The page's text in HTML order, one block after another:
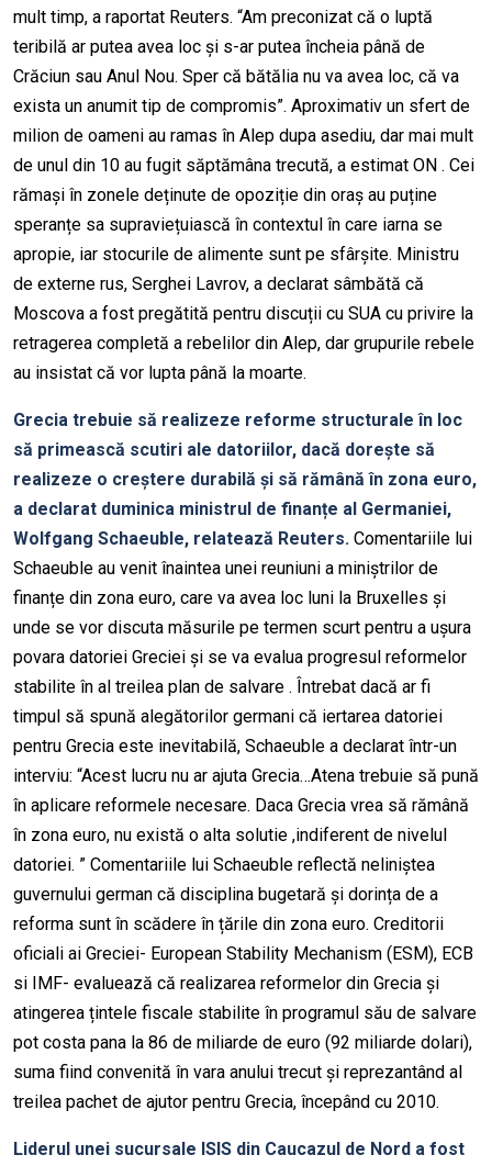
mult timp, a raportat Reuters. “Am preconizat că o luptă
teribilă ar putea avea loc și s-ar putea încheia până de
Crăciun sau Anul Nou. Sper că bătălia nu va avea loc, că va
exista un anumit tip de compromis”. Aproximativ un sfert de
milion de oameni au ramas în Alep dupa asediu, dar mai mult
de unul din 10 au fugit săptămâna trecută, a estimat ON . Cei
rămași în zonele deținute de opoziție din oraș au puține
speranțe sa supraviețuiască în contextul în care iarna se
apropie, iar stocurile de alimente sunt pe sfârșite. Ministru
de externe rus, Serghei Lavrov, a declarat sâmbătă că
Moscova a fost pregătită pentru discuții cu SUA cu privire la
retragerea completă a rebelilor din Alep, dar grupurile rebele
au insistat că vor lupta până la moarte.
Grecia trebuie să realizeze reforme structurale în loc
să primească scutiri ale datoriilor, dacă dorește să
realizeze o creștere durabilă și să rămână în zona euro,
a declarat duminica ministrul de finanțe al Germaniei,
Wolfgang Schaeuble, relatează Reuters. Comentariile lui
Schaeuble au venit înaintea unei reuniuni a miniștrilor de
finanțe din zona euro, care va avea loc luni la Bruxelles și
unde se vor discuta măsurile pe termen scurt pentru a ușura
povara datoriei Greciei și se va evalua progresul reformelor
stabilite în al treilea plan de salvare . Întrebat dacă ar fi
timpul să spună alegătorilor germani că iertarea datoriei
pentru Grecia este inevitabilă, Schaeuble a declarat într-un
interviu: “Acest lucru nu ar ajuta Grecia…Atena trebuie să pună
în aplicare reformele necesare. Daca Grecia vrea să rămână
în zona euro, nu există o alta solutie ,indiferent de nivelul
datoriei. ” Comentariile lui Schaeuble reflectă neliniștea
guvernului german că disciplina bugetară și dorința de a
reforma sunt în scădere în țările din zona euro. Creditorii
oficiali ai Greciei- European Stability Mechanism (ESM), ECB
si IMF- evaluează că realizarea reformelor din Grecia și
atingerea țintele fiscale stabilite în programul său de salvare
pot costa pana la 86 de miliarde de euro (92 miliarde dolari),
suma fiind convenită în vara anului trecut și reprezantând al
treilea pachet de ajutor pentru Grecia, începând cu 2010.
Liderul unei sucursale ISIS din Caucazul de Nord a fost